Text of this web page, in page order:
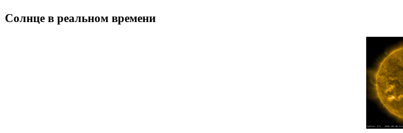
Солнце в реальном времени